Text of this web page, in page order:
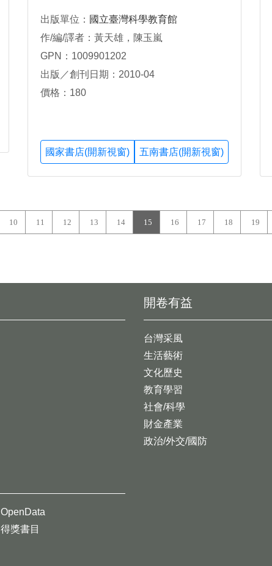
出版單位： 國立臺灣科學教育館
作/編/譯者：黃天雄，陳玉嵐
GPN：1009901202
出版／創刊日期：2010-04
價格：180
國家書店(開新視窗) 五南書店(開新視窗)
10 11 12 13 14 15 16 17 18 19
開卷有益
台灣采風
生活藝術
文化歷史
教育學習
社會/科學
財金產業
政治/外交/國防
OpenData
得獎書目